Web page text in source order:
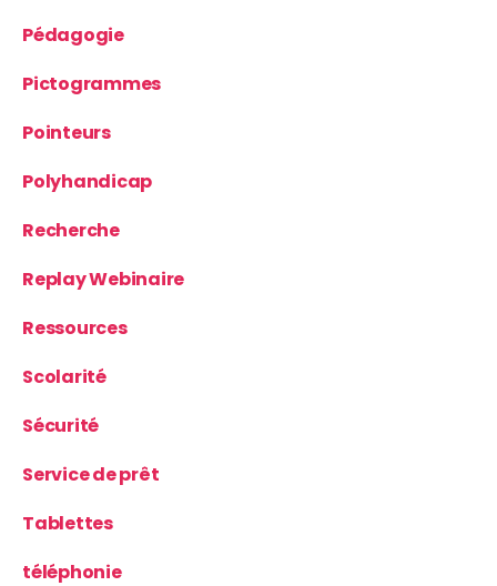
Pédagogie
Pictogrammes
Pointeurs
Polyhandicap
Recherche
Replay Webinaire
Ressources
Scolarité
Sécurité
Service de prêt
Tablettes
téléphonie